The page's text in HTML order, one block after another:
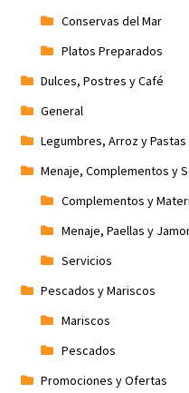
Conservas del Mar
Platos Preparados
Dulces, Postres y Café
General
Legumbres, Arroz y Pastas
Menaje, Complementos y
Complementos y
Menaje, Paellas y
Servicios
Pescados y Mariscos
Mariscos
Pescados
Promociones y Ofertas